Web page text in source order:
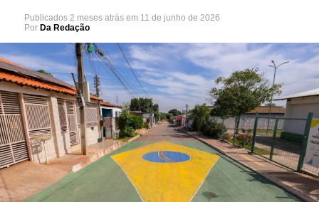
Publicados 2 meses atrás em 11 de junho de 2026
Por Da Redação